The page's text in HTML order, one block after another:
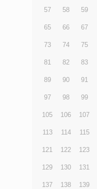
57 58 59
65 66 67
73 74 75
81 82 83
89 90 91
97 98 99
105 106 107
113 114 115
121 122 123
129 130 131
137 138 139